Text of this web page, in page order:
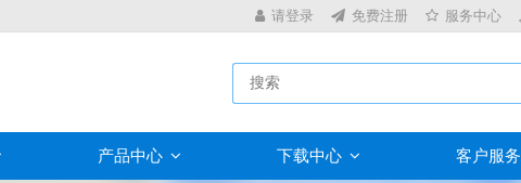
请登录 免费注册 服务中心
产品中心 下载中心 客户服务